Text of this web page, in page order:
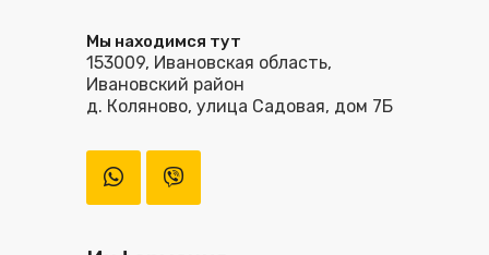
Мы находимся тут
153009, Ивановская область,
Ивановский район
д. Коляново, улица Садовая, дом 7Б